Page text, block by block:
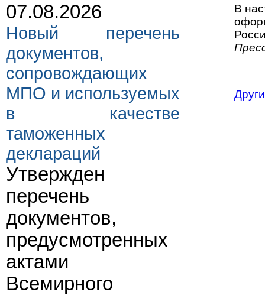
07.08.2026
Новый перечень
документов,
сопровождающих
МПО и используемых
в качестве
таможенных
деклараций
Утвержден
перечень
документов,
предусмотренных
актами
Всемирного
В